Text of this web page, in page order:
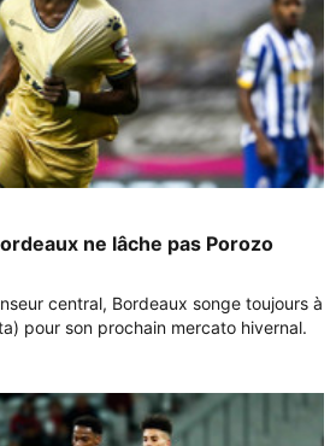
ne lâche pas Porozo
central, Bordeaux songe toujours à
pour son prochain mercato hivernal.